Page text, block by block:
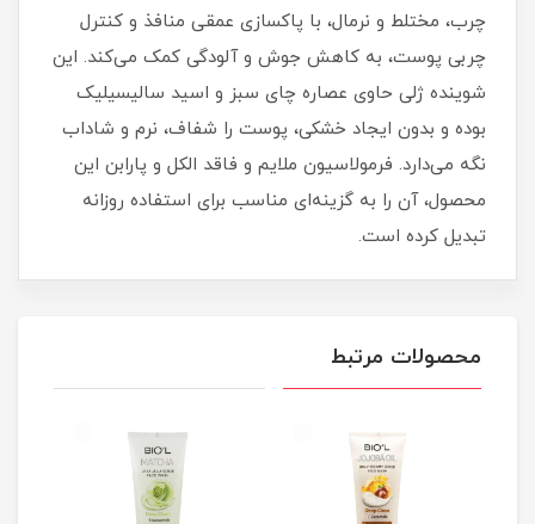
چرب، مختلط و نرمال، با پاکسازی عمقی منافذ و کنترل
چربی پوست، به کاهش جوش و آلودگی کمک می‌کند. این
شوینده ژلی حاوی عصاره چای سبز و اسید سالیسیلیک
بوده و بدون ایجاد خشکی، پوست را شفاف، نرم و شاداب
نگه می‌دارد. فرمولاسیون ملایم و فاقد الکل و پارابن این
محصول، آن را به گزینه‌ای مناسب برای استفاده روزانه
تبدیل کرده است.
محصولات مرتبط